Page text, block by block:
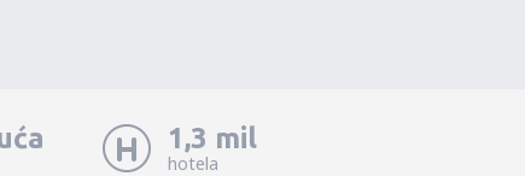
1,3 mil
hotela